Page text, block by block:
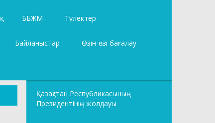
ББЖМ Түлектер
Байланыстар Өзін-өзі бағалау
Қазақстан Республикасының
Президентінің жолдауы